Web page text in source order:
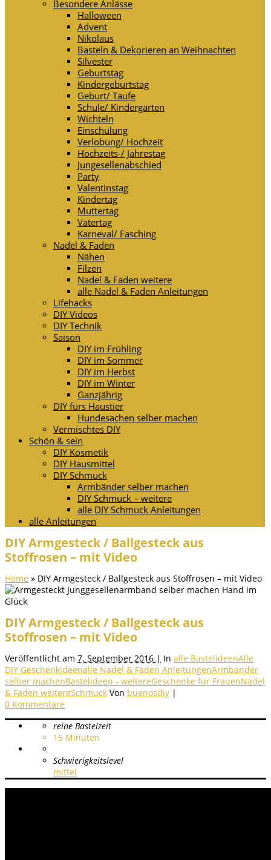
Besondere Anlässe
Halloween
Advent
Nikolaus
Basteln & Dekorieren an Weihnachten
Silvester
Geburtstag
Kindergeburtstag
Geburt/ Taufe
Schule/ Kindergarten
Wichteln
Einschulung
Verlobung/ Hochzeit
Hochzeits-/ Jahrestag
Jungesellenabschied
Party
Valentinstag
Kindertag
Muttertag
Vatertag
Karneval/ Fasching
Nadel & Faden
Nähen
Filzen
Nadel & Faden weitere
alle Nadel & Faden Anleitungen
Lifehacks
DIY Videos
DIY Technik
Saison
DIY im Frühling
DIY im Sommer
DIY im Herbst
DIY im Winter
Ganzjährig
DIY fürs Haustier
Hundesachen selber machen
Vermischtes DIY
Schön & sein
DIY Kosmetik
DIY Hausmittel
DIY Schmuck
Armbänder selber machen
DIY Schmuck – weitere
alle DIY Schmuck Anleitungen
alle Anleitungen
DIY Armgesteck / Ballgesteck aus
Stoffrosen – mit Video
Home » DIY Armgesteck / Ballgesteck aus Stoffrosen – mit Video
DIY Armgesteck / Ballgesteck aus
Stoffrosen – mit Video
Veröffentlicht am 7. September 2016 | In alle BastelideenAlle
DIY Geschenkideenalle Nadel & Faden AnleitungenArmbänder
selber machenBastelideen - weitereGeschenke für FrauenNadel
& Faden weitereSchmuck Von buenosdiy |
0 Kommentare
reine Bastelzeit
15 Minuten
Schwierigkeitslevel
mittel